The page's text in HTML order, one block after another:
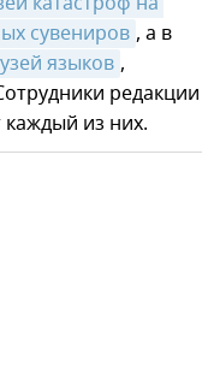
сувениров , а в
языков ,
редакции
из них.